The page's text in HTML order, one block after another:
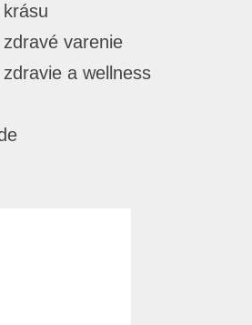
varenie
a wellness